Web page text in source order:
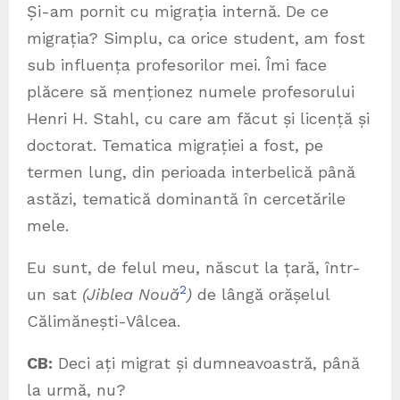
Și-am pornit cu migrația internă. De ce
migrația? Simplu, ca orice student, am fost
sub influența profesorilor mei. Îmi face
plăcere să menționez numele profesorului
Henri H. Stahl, cu care am făcut și licență și
doctorat. Tematica migrației a fost, pe
termen lung, din perioada interbelică până
astăzi, tematică dominantă în cercetările
mele.
Eu sunt, de felul meu, născut la țară, într-
un sat (Jiblea Nouă2) de lângă orășelul
Călimănești-Vâlcea.
CB: Deci ați migrat și dumneavoastră, până
la urmă, nu?